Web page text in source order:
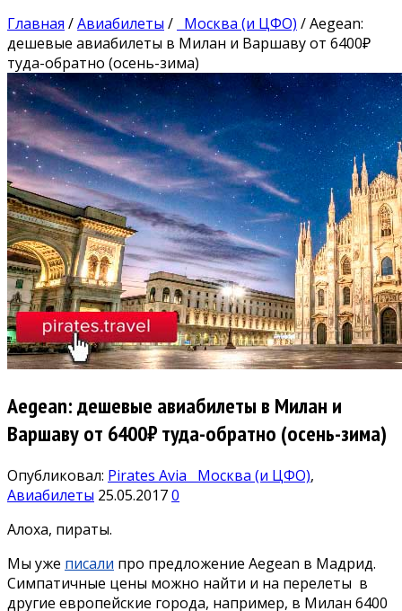
Главная /Авиабилеты / Москва (и ЦФО) /Aegean:
дешевые авиабилеты в Милан и Варшаву от 6400₽
туда-обратно (осень-зима)
Aegean: дешевые авиабилеты в Милан и
Варшаву от 6400₽ туда-обратно (осень-зима)
Опубликовал: Pirates Avia Москва (и ЦФО),
Авиабилеты 25.05.20170
Алоха, пираты.
Мы уже писали про предложение Aegean в Мадрид.
Симпатичные цены можно найти и на перелеты в
другие европейские города, например, в Милан 6400